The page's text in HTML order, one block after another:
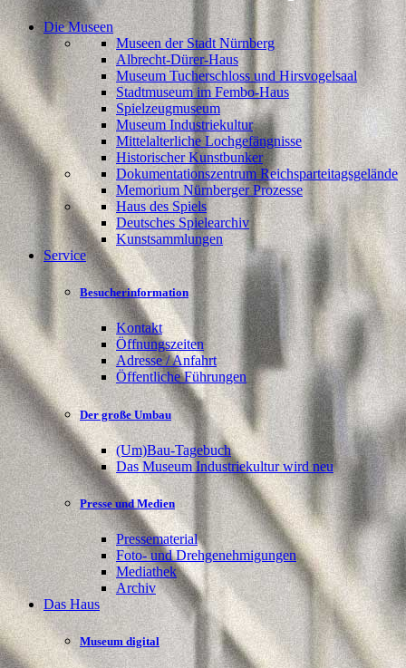
Die Museen
Museen der Stadt Nürnberg
Albrecht-Dürer-Haus
Museum Tucherschloss und Hirsvogelsaal
Stadtmuseum im Fembo-Haus
Spielzeugmuseum
Museum Industriekultur
Mittelalterliche Lochgefängnisse
Historischer Kunstbunker
Dokumentationszentrum Reichsparteitagsgelände
Memorium Nürnberger Prozesse
Haus des Spiels
Deutsches Spielearchiv
Kunstsammlungen
Service
Besucherinformation
Kontakt
Öffnungszeiten
Adresse / Anfahrt
Öffentliche Führungen
Der große Umbau
(Um)Bau-Tagebuch
Das Museum Industriekultur wird neu
Presse und Medien
Pressematerial
Foto- und Drehgenehmigungen
Mediathek
Archiv
Das Haus
Museum digital